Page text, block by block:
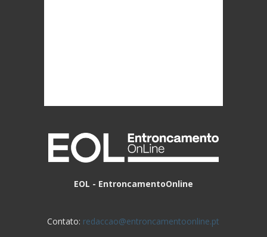
EOL - EntroncamentoOnline
Contato: redaccao@entroncamentoonline.pt